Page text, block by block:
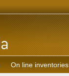
On line inventories